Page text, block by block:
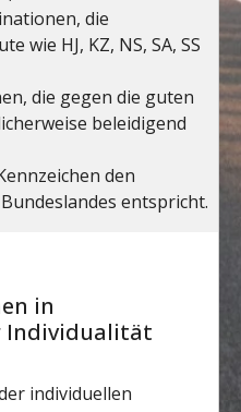
in
Individualität
individuellen